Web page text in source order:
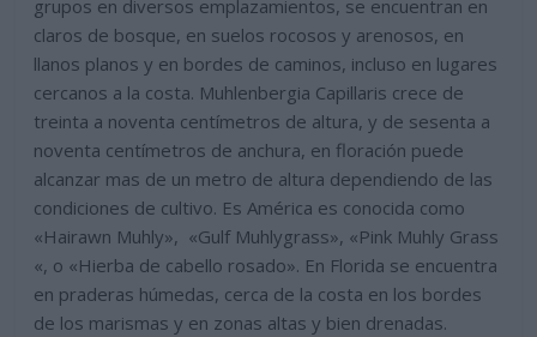
grupos en diversos emplazamientos, se encuentran en
claros de bosque, en suelos rocosos y arenosos, en
llanos planos y en bordes de caminos, incluso en lugares
cercanos a la costa. Muhlenbergia Capillaris crece de
treinta a noventa centímetros de altura, y de sesenta a
noventa centímetros de anchura, en floración puede
alcanzar mas de un metro de altura dependiendo de las
condiciones de cultivo. Es América es conocida como
«Hairawn Muhly», «Gulf Muhlygrass», «Pink Muhly Grass
«, o «Hierba de cabello rosado». En Florida se encuentra
en praderas húmedas, cerca de la costa en los bordes
de los marismas y en zonas altas y bien drenadas.